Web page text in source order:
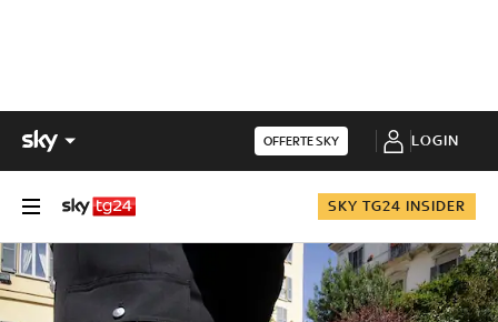
OFFERTE SKY LOGIN
SKY TG24 INSIDER